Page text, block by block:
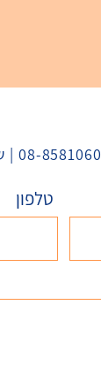
08-8581060 | שדרות ירושלים 152/ב, קרית מלאכי
טלפון